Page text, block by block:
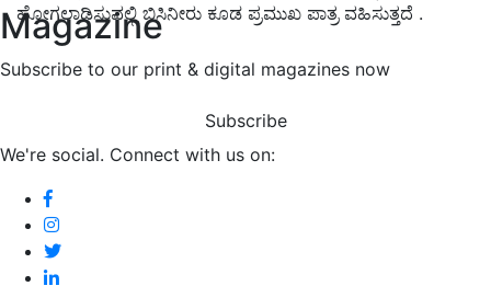
Magazine
Subscribe to our print & digital magazines now
Subscribe
We're social. Connect with us on:
ಹೋಗಲಾಡಿಸುವಲ್ಲಿ ಬಿಸಿನೀರು ಕೂಡ ಪ್ರಮುಖ ಪಾತ್ರ ವಹಿಸುತ್ತದೆ .